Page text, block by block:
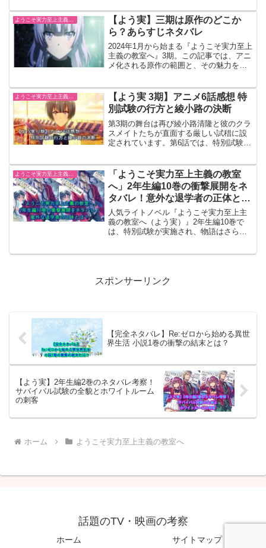
ます！
とともに、登場人物たちの心理や新たな
関係性が展開され、綾小路の選択が物語
に大きな影響を及ぼします。 特に一之瀬
の告白の行方や、南雲の策略により試さ
れる綾小路の覚悟が見どころです。ここ
では、4.5巻の内容を徹底的にネタバレ解
【よう実】三期は原作のどこか
ら？あらすじネタバレ
2024年1月から始まる『ようこそ実力至上
主義の教室へ』3期。この記事では、アニ
メ化される原作の範囲と、その魅力を深
実』3期の原作範囲原作8巻から11.5巻ま
での内容が...
ようこそ実力至上主義の教室へ
【よう実 3期】アニメ6話感想 特
別試験の行方と綾小路の決断
第3期の舞台は再び綾小路清隆と彼のクラ
スメイトたちが直面する厳しい試稓に設
定されています。第6話では、特別試験
この試験はただのテストではなく、彼ら
の未来を左右する重大な...
「ようこそ実力至上主義の教室
へ」2年生編10巻の衝撃展開をネ
タバレ！意外な退学者の正体と
は？
人気ライトノベル『ようこそ実力至上主
義の教室へ（よう実）』2年生編10巻で
は、特別試験が実施され、物語はさらな
受けているのか、気になる内容を詳細に
ネタバレし、感想をお届けします。この
スポンサーリンク
【完全ネタバレ】Re:ゼロから始める異世
界生活 小説1巻の衝撃の結末とは？
【よう実】2年生編2巻のネタバレ考察！
サバイバル試験の全貌とホワイトルーム
の刺客
ホーム ようこそ実力至上主義の教室へ
話題のTV・映画の考察
ホーム サイトマップ